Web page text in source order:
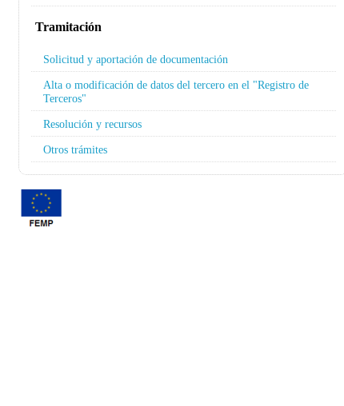
Tramitación
Solicitud y aportación de documentación
Alta o modificación de datos del tercero en el "Registro de
Terceros"
Resolución y recursos
Otros trámites